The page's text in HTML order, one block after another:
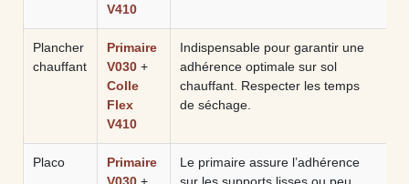
V410
Plancher
chauffant
Primaire
V030 +
Colle
Flex
V410
Indispensable pour garantir une
adhérence optimale sur sol
chauffant. Respecter les temps
de séchage.
Placo
Primaire
V030 +
Le primaire assure l’adhérence
sur les supports lisses ou peu